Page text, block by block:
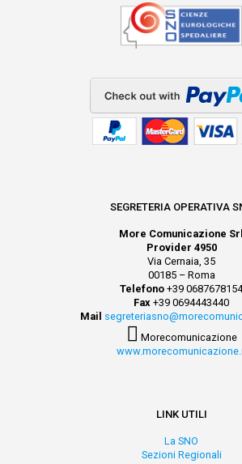
SEGRETERIA OPERATIVA
More Comunicazione Srl
Provider 4950
Via Cernaia, 35
00185 – Roma
Telefono +39 0687678154
Fax +39 0694443440
Mail
Morecomunicazione
LINK UTILI
La SNO
Sezioni Regionali